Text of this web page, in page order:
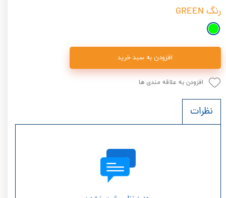
رنگ GREEN
افزودن به سبد خرید
افزودن به علاقه مندی ها
نظرات